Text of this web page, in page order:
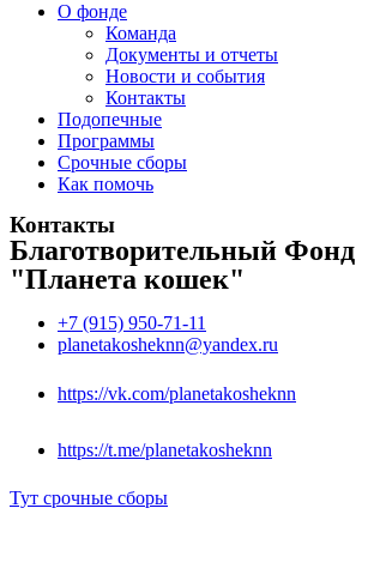
О фонде
Команда
Документы и отчеты
Новости и события
Контакты
Подопечные
Программы
Срочные сборы
Как помочь
Контакты
Благотворительный Фонд
"Планета кошек"
+7 (915) 950-71-11
planetakosheknn@yandex.ru
https://vk.com/planetakosheknn
https://t.me/planetakosheknn
Тут срочные сборы